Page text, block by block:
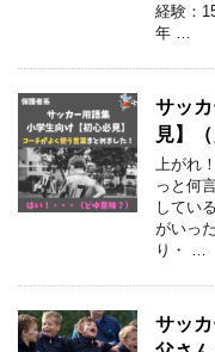
経験：
年 …
サッ
見】
上がれ
っと何
してい
がいっ
り・ …
サッ